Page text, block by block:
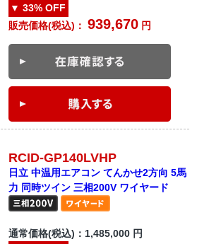
▼ 33% OFF
販売価格(税込)：939,670 円
RCID-GP140LVHP
日立 中温用エアコン てんかせ2方向 5馬
力 同時ツイン 三相200V ワイヤード
通常価格(税込)： 1,485,000 円